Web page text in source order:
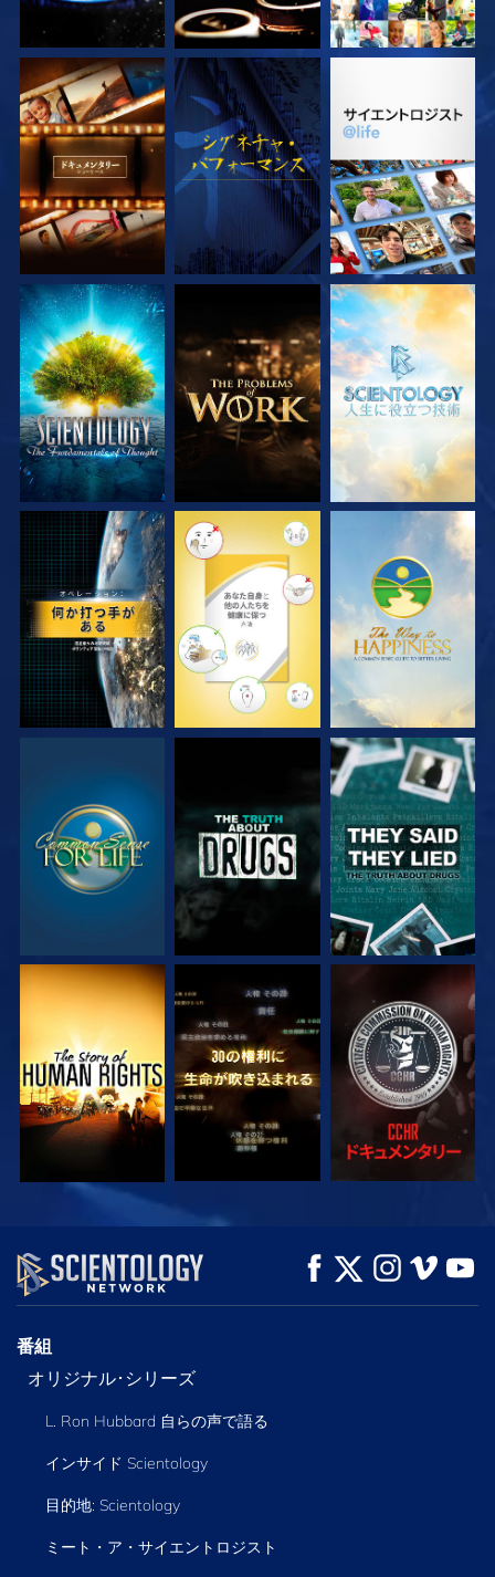
シリーズを探求 観る シリーズを探求
シリーズを探求 シリーズを探求 シリーズを探求
観る 観る 観る
観る 観る 観る
観る 観る 観る
観る シリーズを探求
番組
オリジナル･シリーズ
L. Ron Hubbard 自らの声で語る
インサイド Scientology
目的地: Scientology
ミート・ア・サイエントロジスト